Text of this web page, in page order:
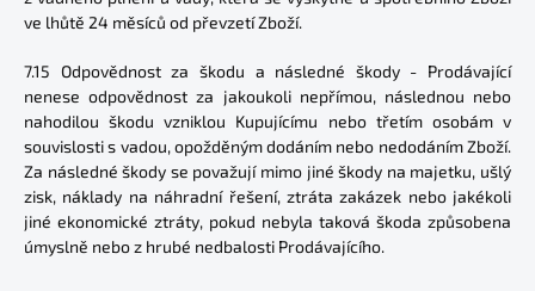
ve lhůtě 24 měsíců od převzetí Zboží.
7.15 Odpovědnost za škodu a následné škody - Prodávající
nenese odpovědnost za jakoukoli nepřímou, následnou nebo
nahodilou škodu vzniklou Kupujícímu nebo třetím osobám v
souvislosti s vadou, opožděným dodáním nebo nedodáním Zboží.
Za následné škody se považují mimo jiné škody na majetku, ušlý
zisk, náklady na náhradní řešení, ztráta zakázek nebo jakékoli
jiné ekonomické ztráty, pokud nebyla taková škoda způsobena
úmyslně nebo z hrubé nedbalosti Prodávajícího.